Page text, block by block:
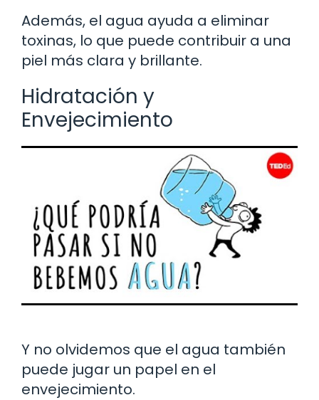
Además, el agua ayuda a eliminar
toxinas, lo que puede contribuir a una
piel más clara y brillante.
Hidratación y
Envejecimiento
Y no olvidemos que el agua también
puede jugar un papel en el
envejecimiento.